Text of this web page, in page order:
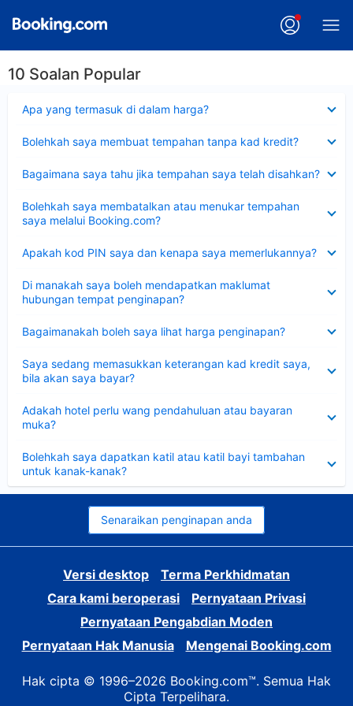
10 Soalan Popular
Apa yang termasuk di dalam harga?
Bolehkah saya membuat tempahan tanpa kad kredit?
Bagaimana saya tahu jika tempahan saya telah disahkan?
Bolehkah saya membatalkan atau menukar tempahan
saya melalui Booking.com?
Apakah kod PIN saya dan kenapa saya memerlukannya?
Di manakah saya boleh mendapatkan maklumat
hubungan tempat penginapan?
Bagaimanakah boleh saya lihat harga penginapan?
Saya sedang memasukkan keterangan kad kredit saya,
bila akan saya bayar?
Adakah hotel perlu wang pendahuluan atau bayaran
muka?
Bolehkah saya dapatkan katil atau katil bayi tambahan
untuk kanak-kanak?
Senaraikan penginapan anda
Versi desktop
Terma Perkhidmatan
Cara kami beroperasi
Pernyataan Privasi
Pernyataan Pengabdian Moden
Pernyataan Hak Manusia
Mengenai Booking.com
Hak cipta © 1996–2026 Booking.com™. Semua Hak
Cipta Terpelihara.